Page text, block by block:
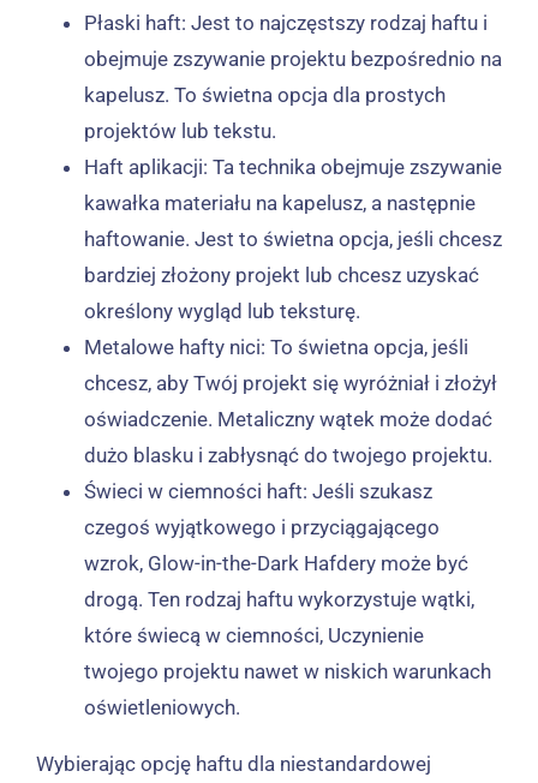
Płaski haft: Jest to najczęstszy rodzaj haftu i
obejmuje zszywanie projektu bezpośrednio na
kapelusz. To świetna opcja dla prostych
projektów lub tekstu.
Haft aplikacji: Ta technika obejmuje zszywanie
kawałka materiału na kapelusz, a następnie
haftowanie. Jest to świetna opcja, jeśli chcesz
bardziej złożony projekt lub chcesz uzyskać
określony wygląd lub teksturę.
Metalowe hafty nici: To świetna opcja, jeśli
chcesz, aby Twój projekt się wyróżniał i złożył
oświadczenie. Metaliczny wątek może dodać
dużo blasku i zabłysnąć do twojego projektu.
Świeci w ciemności haft: Jeśli szukasz
czegoś wyjątkowego i przyciągającego
wzrok, Glow-in-the-Dark Hafdery może być
drogą. Ten rodzaj haftu wykorzystuje wątki,
które świecą w ciemności, Uczynienie
twojego projektu nawet w niskich warunkach
oświetleniowych.
Wybierając opcję haftu dla niestandardowej